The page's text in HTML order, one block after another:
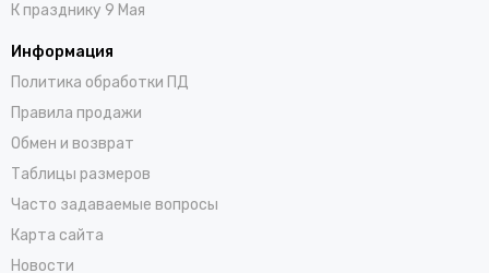
К празднику 9 Мая
Информация
Политика обработки ПД
Правила продажи
Обмен и возврат
Таблицы размеров
Часто задаваемые вопросы
Карта сайта
Новости